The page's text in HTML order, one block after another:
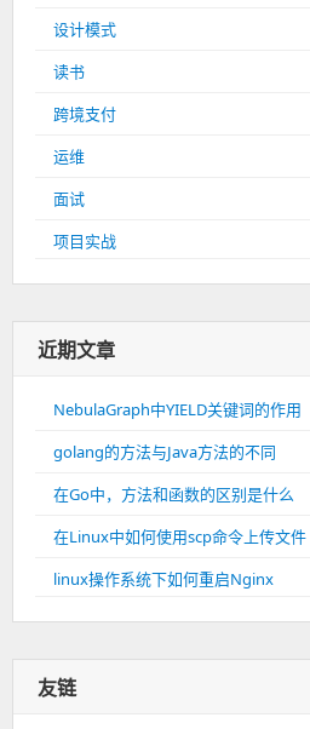
设计模式
读书
跨境支付
运维
面试
项目实战
近期文章
NebulaGraph中YIELD关键词的作用
golang的方法与Java方法的不同
在Go中，方法和函数的区别是什么
在Linux中如何使用scp命令上传文件
linux操作系统下如何重启Nginx
友链